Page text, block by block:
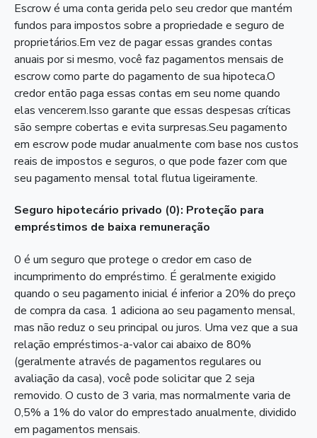
Escrow é uma conta gerida pelo seu credor que mantém
fundos para impostos sobre a propriedade e seguro de
proprietários.Em vez de pagar essas grandes contas
anuais por si mesmo, você faz pagamentos mensais de
escrow como parte do pagamento de sua hipoteca.O
credor então paga essas contas em seu nome quando
elas vencerem.Isso garante que essas despesas críticas
são sempre cobertas e evita surpresas.Seu pagamento
em escrow pode mudar anualmente com base nos custos
reais de impostos e seguros, o que pode fazer com que
seu pagamento mensal total flutua ligeiramente.
Seguro hipotecário privado (0): Proteção para
empréstimos de baixa remuneração
0 é um seguro que protege o credor em caso de
incumprimento do empréstimo. É geralmente exigido
quando o seu pagamento inicial é inferior a 20% do preço
de compra da casa. 1 adiciona ao seu pagamento mensal,
mas não reduz o seu principal ou juros. Uma vez que a sua
relação empréstimos-a-valor cai abaixo de 80%
(geralmente através de pagamentos regulares ou
avaliação da casa), você pode solicitar que 2 seja
removido. O custo de 3 varia, mas normalmente varia de
0,5% a 1% do valor do emprestado anualmente, dividido
em pagamentos mensais.